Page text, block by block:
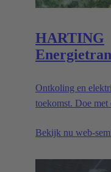
HARTING
Ontkoling en
toekomst. Doe met
Bekijk nu web-